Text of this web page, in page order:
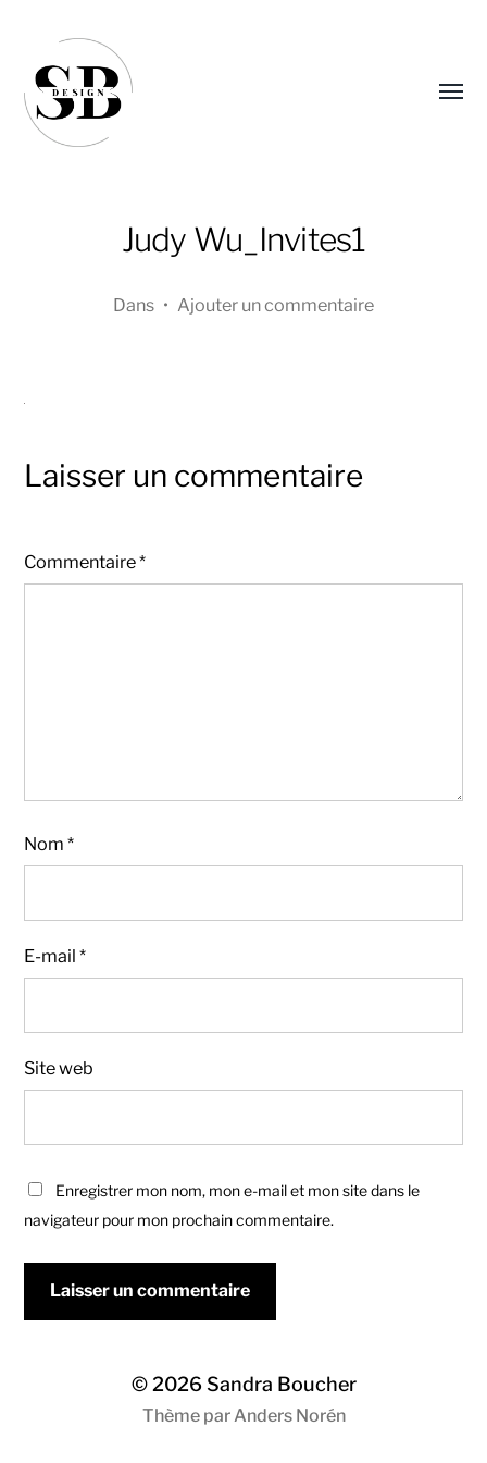
Sandra
Judy Wu_Invites1
Dans • Ajouter un commentaire
Laisser un commentaire
Commentaire*
Nom*
E-mail*
Site web
Enregistrer mon nom, mon e-mail et mon site dans le
navigateur pour mon prochain commentaire.
© 2026 Sandra Boucher
Thème par Anders Norén